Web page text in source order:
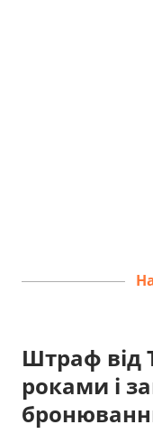
Штраф від
роками і